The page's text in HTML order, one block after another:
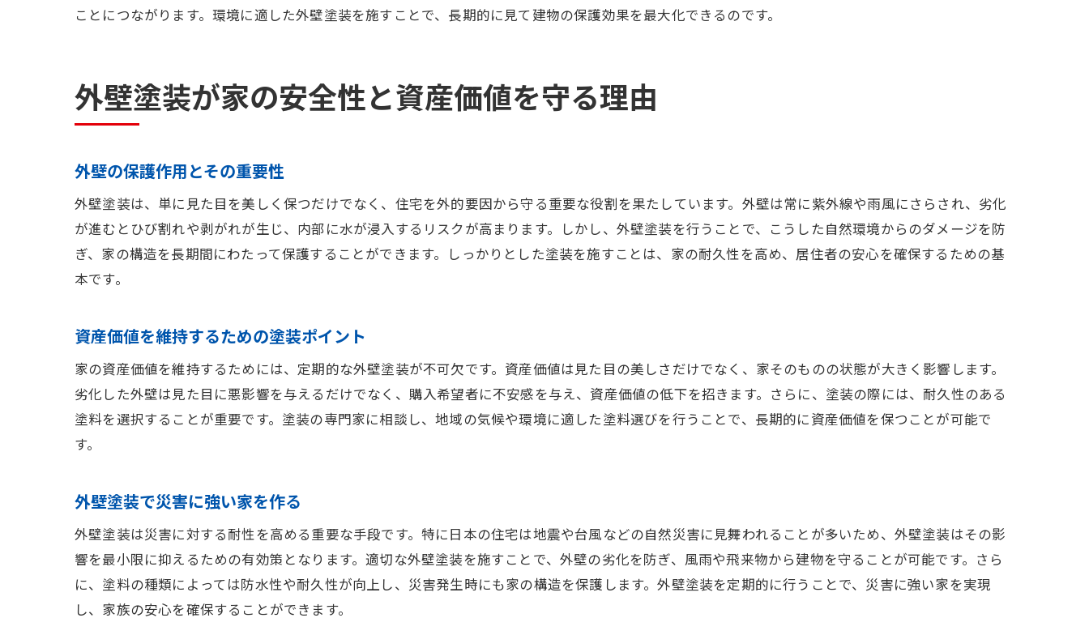
塗装がもたらす建物の延命効果
メンテナンス計画で家の寿命を伸ばす
外壁塗装と防水塗装の基本的な違い
使用目的に応じた塗装選びのポイント
ことにつながります。環境に適した外壁塗装を施すことで、長期的に見て建物の保護効果を最大化できるのです。
外壁塗装が家の安全性と資産価値を守る理由
外壁の保護作用とその重要性
外壁塗装は、単に見た目を美しく保つだけでなく、住宅を外的要因から守る重要な役割を果たしています。外壁は常に紫外線や雨風にさらされ、劣化
が進むとひび割れや剥がれが生じ、内部に水が浸入するリスクが高まります。しかし、外壁塗装を行うことで、こうした自然環境からのダメージを防
ぎ、家の構造を長期間にわたって保護することができます。しっかりとした塗装を施すことは、家の耐久性を高め、居住者の安心を確保するための基
本です。
資産価値を維持するための塗装ポイント
家の資産価値を維持するためには、定期的な外壁塗装が不可欠です。資産価値は見た目の美しさだけでなく、家そのものの状態が大きく影響します。
劣化した外壁は見た目に悪影響を与えるだけでなく、購入希望者に不安感を与え、資産価値の低下を招きます。さらに、塗装の際には、耐久性のある
塗料を選択することが重要です。塗装の専門家に相談し、地域の気候や環境に適した塗料選びを行うことで、長期的に資産価値を保つことが可能で
す。
外壁塗装で災害に強い家を作る
外壁塗装は災害に対する耐性を高める重要な手段です。特に日本の住宅は地震や台風などの自然災害に見舞われることが多いため、外壁塗装はその影
響を最小限に抑えるための有効策となります。適切な外壁塗装を施すことで、外壁の劣化を防ぎ、風雨や飛来物から建物を守ることが可能です。さら
に、塗料の種類によっては防水性や耐久性が向上し、災害発生時にも家の構造を保護します。外壁塗装を定期的に行うことで、災害に強い家を実現
し、家族の安心を確保することができます。